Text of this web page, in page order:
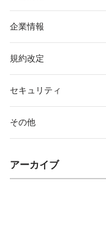
企業情報
規約改定
セキュリティ
その他
アーカイブ